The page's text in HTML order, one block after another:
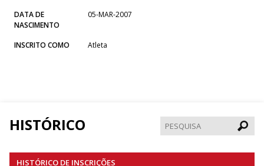
DATA DE
NASCIMENTO
05-MAR-2007
INSCRITO COMO Atleta
HISTÓRICO
HISTÓRICO DE INSCRIÇÕES